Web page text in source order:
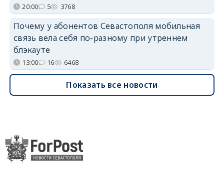
20:00 5 3768
Почему у абонентов Севастополя мобильная
связь вела себя по-разному при утреннем
блэкауте
13:00 16 6468
Показать все новости